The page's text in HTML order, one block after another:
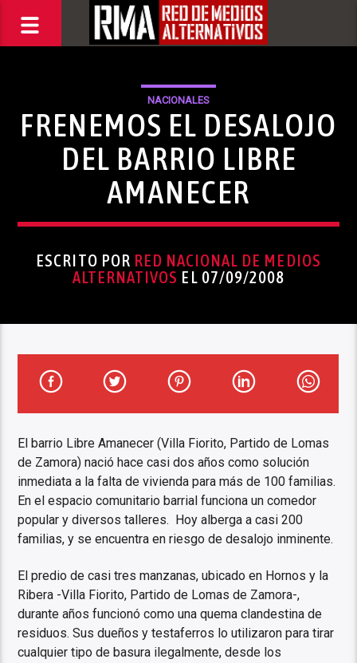
NACIONALES
FRENEMOS EL DESALOJO
DEL BARRIO LIBRE
AMANECER
ESCRITO POR RED NACIONAL DE MEDIOS
ALTERNATIVOS EL 07/09/2008
El barrio Libre Amanecer (Villa Fiorito, Partido de Lomas
de Zamora) nació hace casi dos años como solución
inmediata a la falta de vivienda para más de 100 familias.
En el espacio comunitario barrial funciona un comedor
popular y diversos talleres. Hoy alberga a casi 200
familias, y se encuentra en riesgo de desalojo inminente.
El predio de casi tres manzanas, ubicado en Hornos y la
Ribera -Villa Fiorito, Partido de Lomas de Zamora-,
durante años funcionó como una quema clandestina de
residuos. Sus dueños y testaferros lo utilizaron para tirar
cualquier tipo de basura ilegalmente, desde los